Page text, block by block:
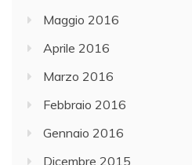
Maggio 2016
Aprile 2016
Marzo 2016
Febbraio 2016
Gennaio 2016
Dicembre 2015